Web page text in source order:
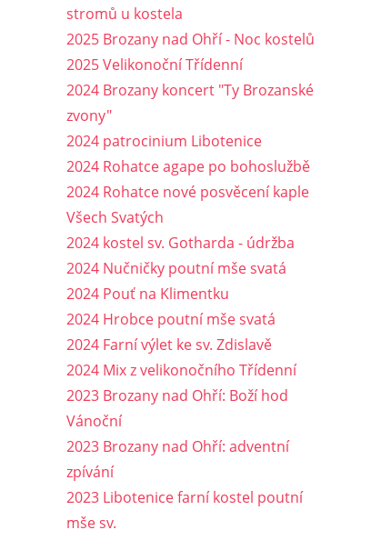
stromů u kostela
2025 Brozany nad Ohří - Noc kostelů
2025 Velikonoční Třídenní
2024 Brozany koncert "Ty Brozanské
zvony"
2024 patrocinium Libotenice
2024 Rohatce agape po bohoslužbě
2024 Rohatce nové posvěcení kaple
Všech Svatých
2024 kostel sv. Gotharda - údržba
2024 Nučničky poutní mše svatá
2024 Pouť na Klimentku
2024 Hrobce poutní mše svatá
2024 Farní výlet ke sv. Zdislavě
2024 Mix z velikonočního Třídenní
2023 Brozany nad Ohří: Boží hod
Vánoční
2023 Brozany nad Ohří: adventní
zpívání
2023 Libotenice farní kostel poutní
mše sv.